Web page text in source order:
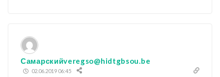
Самарскийveregso@hidtgbsou.be
02.06.2019 06:45